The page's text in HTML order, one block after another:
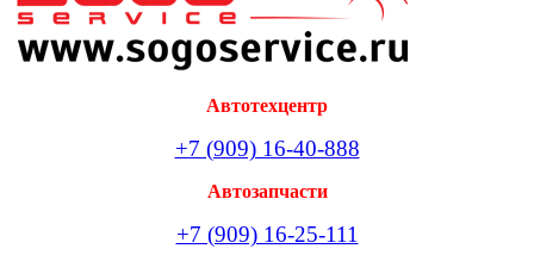
Автотехцентр
+7 (909) 16-40-888
Автозапчасти
+7 (909) 16-25-111